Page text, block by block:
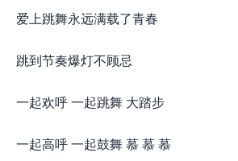
爱上跳舞永远满载了青春
跳到节奏爆灯不顾忌
一起欢呼 一起跳舞 大踏步
一起高呼 一起鼓舞 慕 慕 慕